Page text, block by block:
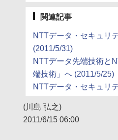
関連記事
NTTデータ・セキュリ
(2011/5/31)
NTTデータ先端技術と
端技術」へ (2011/5/25)
NTTデータ・セキュリ
(川島 弘之)
2011/6/15 06:00